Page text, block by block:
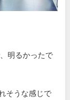
明るかったで
そうな感じで